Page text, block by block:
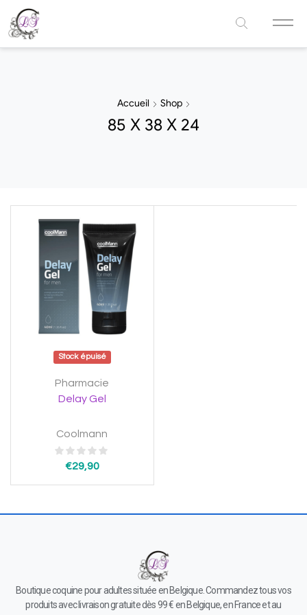
Accueil Shop
85 X 38 X 24
Stock épuisé
Pharmacie
Delay Gel
Coolmann
€29,90
Boutique coquine pour adultes située en Belgique. Commandez tous vos
produits avec livraison gratuite dès 99 € en Belgique, en France et au